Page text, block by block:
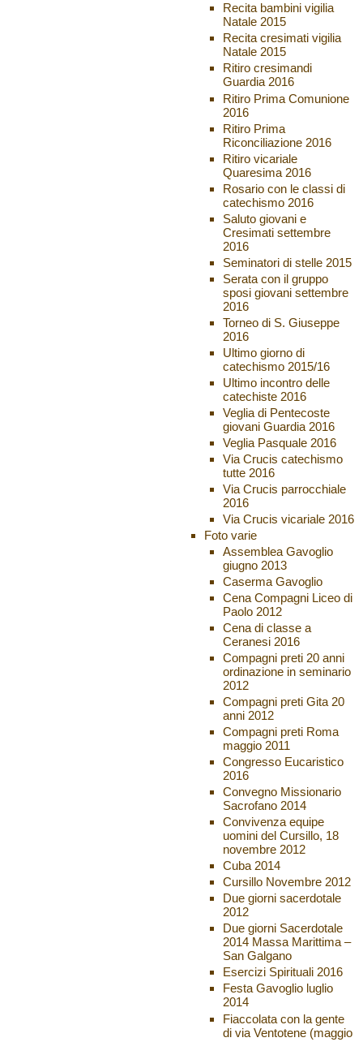
Recita bambini vigilia
Natale 2015
Recita cresimati vigilia
Natale 2015
Ritiro cresimandi
Guardia 2016
Ritiro Prima Comunione
2016
Ritiro Prima
Riconciliazione 2016
Ritiro vicariale
Quaresima 2016
Rosario con le classi di
catechismo 2016
Saluto giovani e
Cresimati settembre
2016
Seminatori di stelle 2015
Serata con il gruppo
sposi giovani settembre
2016
Torneo di S. Giuseppe
2016
Ultimo giorno di
catechismo 2015/16
Ultimo incontro delle
catechiste 2016
Veglia di Pentecoste
giovani Guardia 2016
Veglia Pasquale 2016
Via Crucis catechismo
tutte 2016
Via Crucis parrocchiale
2016
Via Crucis vicariale 2016
Foto varie
Assemblea Gavoglio
giugno 2013
Caserma Gavoglio
Cena Compagni Liceo di
Paolo 2012
Cena di classe a
Ceranesi 2016
Compagni preti 20 anni
ordinazione in seminario
2012
Compagni preti Gita 20
anni 2012
Compagni preti Roma
maggio 2011
Congresso Eucaristico
2016
Convegno Missionario
Sacrofano 2014
Convivenza equipe
uomini del Cursillo, 18
novembre 2012
Cuba 2014
Cursillo Novembre 2012
Due giorni sacerdotale
2012
Due giorni Sacerdotale
2014 Massa Marittima –
San Galgano
Esercizi Spirituali 2016
Festa Gavoglio luglio
2014
Fiaccolata con la gente
di via Ventotene (maggio